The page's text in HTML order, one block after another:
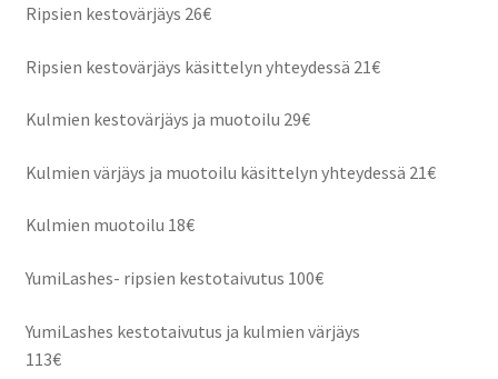
Ripsien kestovärjäys 26€
Ripsien kestovärjäys käsittelyn yhteydessä 21€
Kulmien kestovärjäys ja muotoilu 29€
Kulmien värjäys ja muotoilu käsittelyn yhteydessä 21€
Kulmien muotoilu 18€
YumiLashes- ripsien kestotaivutus 100€
YumiLashes kestotaivutus ja kulmien värjäys
113€